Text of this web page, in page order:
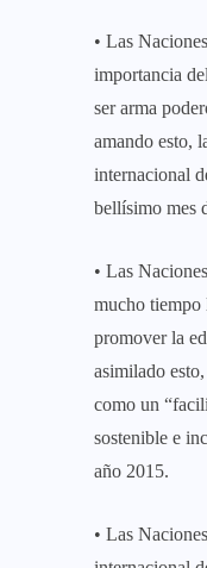
• Las
importancia
ser arma
amando esto,
internacional
bellísimo mes
• Las
mucho tiempo
promover la
asimilado
como un
sostenible e
año 2015.
• Las